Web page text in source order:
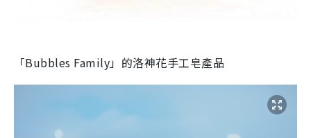
「Bubbles Family」的洛神花手工皂產品